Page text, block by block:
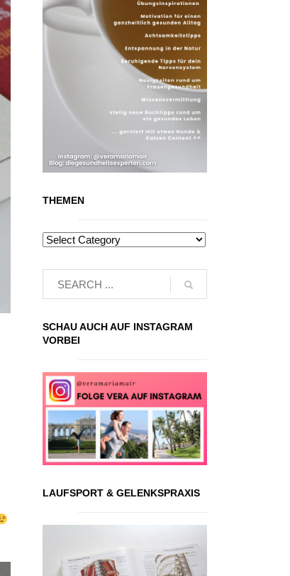
THEMEN
SCHAU AUCH AUF INSTAGRAM
VORBEI
LAUFSPORT & GELENKSPRAXIS